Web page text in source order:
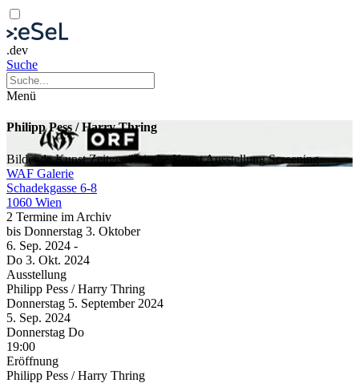
.dev
Suche
Menü
Philipp Pess / Harry Thring
Bildende KunstZeitgenössische KunstAusstellungScreening
WAF Galerie
Schadekgasse 6-8
1060 Wien
2 Termine im Archiv
bis Donnerstag 3. Oktober
6. Sep. 2024 -
Do 3. Okt. 2024
Ausstellung
Philipp Pess / Harry Thring
Donnerstag 5. September 2024
5. Sep. 2024
Donnerstag Do
19:00
Eröffnung
Philipp Pess / Harry Thring